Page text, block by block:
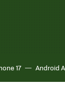
17 Android